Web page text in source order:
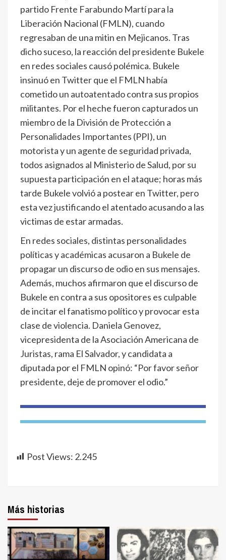
partido Frente Farabundo Martí para la
Liberación Nacional (FMLN), cuando
regresaban de una mitin en Mejicanos. Tras
dicho suceso, la reacción del presidente Bukele
en redes sociales causó polémica. Bukele
insinuó en Twitter que el FMLN había
cometido un autoatentado contra sus propios
militantes. Por el heche fueron capturados un
miembro de la División de Protección a
Personalidades Importantes (PPI), un
motorista y un agente de seguridad privada,
todos asignados al Ministerio de Salud, por su
supuesta participación en el ataque; horas más
tarde Bukele volvió a postear en Twitter, pero
esta vez justificando el atentado acusando a las
victimas de estar armadas.
En redes sociales, distintas personalidades
políticas y académicas acusaron a Bukele de
propagar un discurso de odio en sus mensajes.
Además, muchos afirmaron que el discurso de
Bukele en contra a sus opositores es culpable
de incitar el fanatismo político y provocar esta
clase de violencia. Daniela Genovez,
vicepresidenta de la Asociación Americana de
Juristas, rama El Salvador, y candidata a
diputada por el FMLN opinó: “Por favor señor
presidente, deje de promover el odio.”
Post Views: 2.245
Más historias